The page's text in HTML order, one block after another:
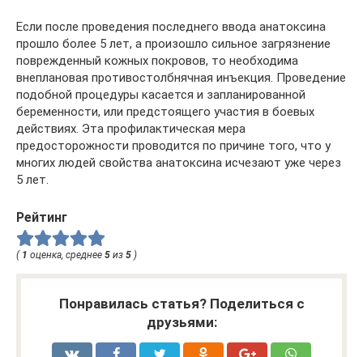
Если после проведения последнего ввода анатоксина
прошло более 5 лет, а произошло сильное загрязнение
поврежденный кожных покровов, то необходима
внеплановая противостолбнячная инъекция. Проведение
подобной процедуры касается и запланированной
беременности, или предстоящего участия в боевых
действиях. Эта профилактическая мера
предосторожности проводится по причине того, что у
многих людей свойства анатоксина исчезают уже через
5 лет.
Рейтинг
( 1 оценка, среднее 5 из 5 )
Понравилась статья? Поделиться с
друзьями: